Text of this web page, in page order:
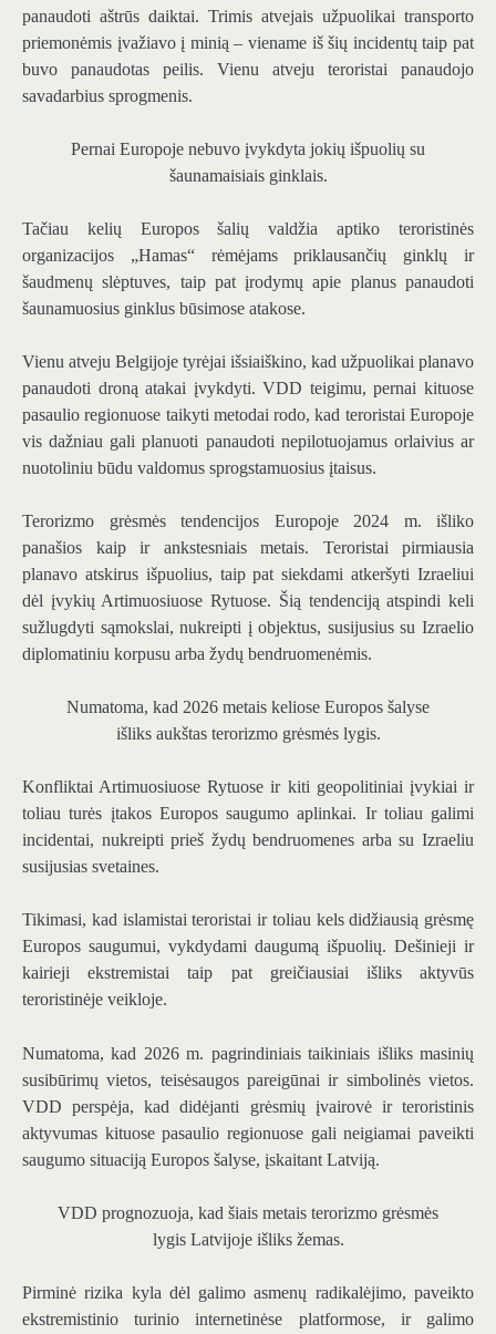
panaudoti aštrūs daiktai. Trimis atvejais užpuolikai transporto
priemonėmis įvažiavo į minią – viename iš šių incidentų taip pat
buvo panaudotas peilis. Vienu atveju teroristai panaudojo
savadarbius sprogmenis.
Pernai Europoje nebuvo įvykdyta jokių išpuolių su
šaunamaisiais ginklais.
Tačiau kelių Europos šalių valdžia aptiko teroristinės
organizacijos „Hamas“ rėmėjams priklausančių ginklų ir
šaudmenų slėptuves, taip pat įrodymų apie planus panaudoti
šaunamuosius ginklus būsimose atakose.
Vienu atveju Belgijoje tyrėjai išsiaiškino, kad užpuolikai planavo
panaudoti droną atakai įvykdyti. VDD teigimu, pernai kituose
pasaulio regionuose taikyti metodai rodo, kad teroristai Europoje
vis dažniau gali planuoti panaudoti nepilotuojamus orlaivius ar
nuotoliniu būdu valdomus sprogstamuosius įtaisus.
Terorizmo grėsmės tendencijos Europoje 2024 m. išliko
panašios kaip ir ankstesniais metais. Teroristai pirmiausia
planavo atskirus išpuolius, taip pat siekdami atkeršyti Izraeliui
dėl įvykių Artimuosiuose Rytuose. Šią tendenciją atspindi keli
sužlugdyti sąmokslai, nukreipti į objektus, susijusius su Izraelio
diplomatiniu korpusu arba žydų bendruomenėmis.
Numatoma, kad 2026 metais keliose Europos šalyse
išliks aukštas terorizmo grėsmės lygis.
Konfliktai Artimuosiuose Rytuose ir kiti geopolitiniai įvykiai ir
toliau turės įtakos Europos saugumo aplinkai. Ir toliau galimi
incidentai, nukreipti prieš žydų bendruomenes arba su Izraeliu
susijusias svetaines.
Tikimasi, kad islamistai teroristai ir toliau kels didžiausią grėsmę
Europos saugumui, vykdydami daugumą išpuolių. Dešinieji ir
kairieji ekstremistai taip pat greičiausiai išliks aktyvūs
teroristinėje veikloje.
Numatoma, kad 2026 m. pagrindiniais taikiniais išliks masinių
susibūrimų vietos, teisėsaugos pareigūnai ir simbolinės vietos.
VDD perspėja, kad didėjanti grėsmių įvairovė ir teroristinis
aktyvumas kituose pasaulio regionuose gali neigiamai paveikti
saugumo situaciją Europos šalyse, įskaitant Latviją.
VDD prognozuoja, kad šiais metais terorizmo grėsmės
lygis Latvijoje išliks žemas.
Pirminė rizika kyla dėl galimo asmenų radikalėjimo, paveikto
ekstremistinio turinio internetinėse platformose, ir galimo